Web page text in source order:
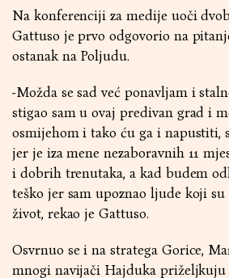
Na konferenciji za medije uoči
Gattuso je prvo odgovorio na
ostanak na Poljudu.
-Možda se sad već ponavljam i
stigao sam u ovaj predivan grad i
osmijehom i tako ću ga i napustiti,
jer je iza mene nezaboravnih 11
i dobrih trenutaka, a kad budem
teško jer sam upoznao ljude koji
život, rekao je Gattuso.
Osvrnuo se i na stratega Gorice,
mnogi navijači Hajduka